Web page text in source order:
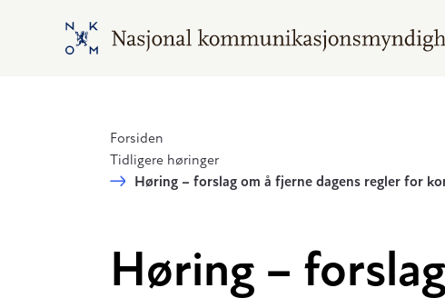
Hopp til hovedinnhold
Gå til hovedsiden
Forsiden
Tidligere høringer
Høring – forslag om å fjerne dagens regler for
Høring –